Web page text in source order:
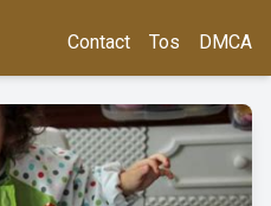
Contact Tos DMCA